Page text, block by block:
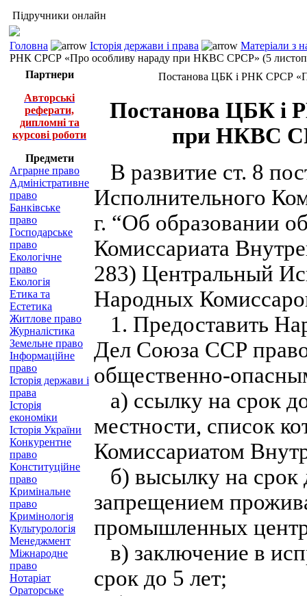
Підручники онлайн
Головна Історія держави і права
Матеріали з
РНК СРСР «Про особливу нараду при НКВС СРСР» (5
Партнери
Авторські
реферати,
дипломні та
курсові роботи
Предмети
Аграрне право
Адміністративне
право
Банківське
право
Господарське
право
Екологічне
право
Екологія
Етика та
Естетика
Житлове право
Журналістика
Земельне право
Інформаційне
право
Історія держави і
права
Історія
економіки
Історія України
Конкурентне
право
Конституційне
право
Кримінальне
право
Кримінологія
Культурологія
Менеджмент
Міжнародне
право
Нотаріат
Ораторське
Постанова ЦБК і РНК СРСР
Постанова ЦБК і
при НКВС
В развитие ст. 8
Исполнительного
г. “Об образовании
Комиссариата
283) Центральный
Народных
1. Предоставить
Дел Союза ССР
общественно-
а) ссылку на срок
местности, список
Комиссариатом
б) высылку на срок
запрещением
промышленных
в) заключение в
срок до 5 лет;